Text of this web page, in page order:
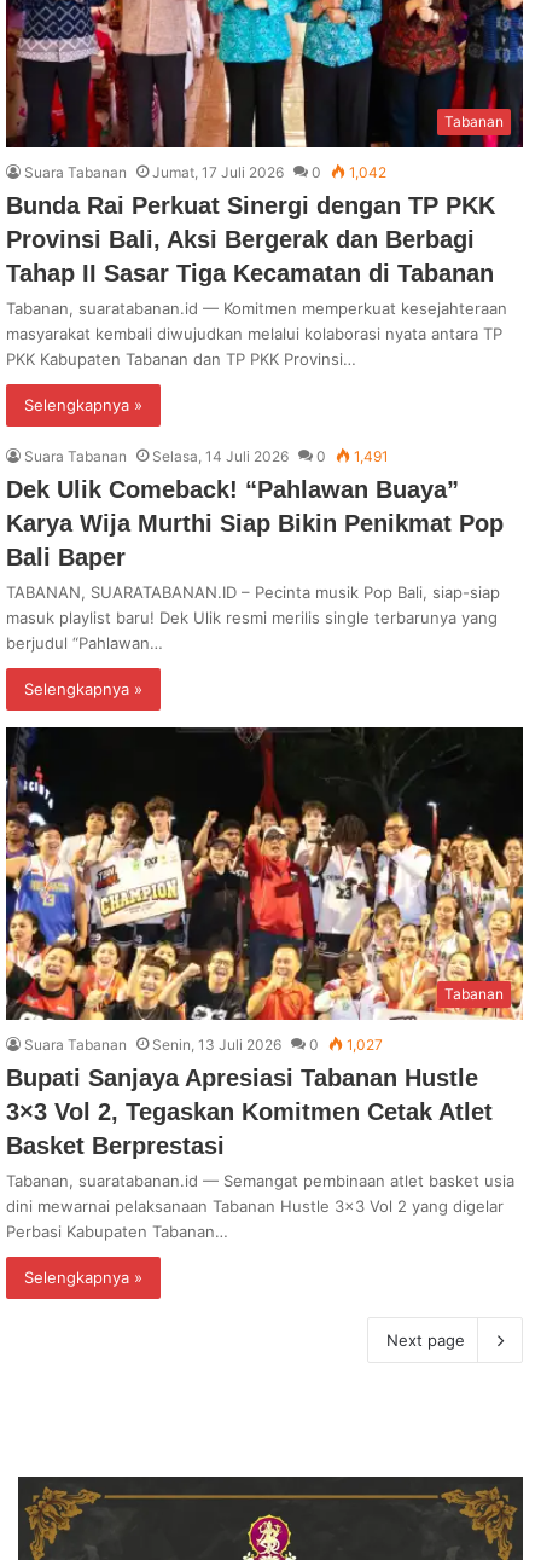
Tabanan
Suara Tabanan Jumat, 17 Juli 2026 0 1,042
Bunda Rai Perkuat Sinergi dengan TP PKK
Provinsi Bali, Aksi Bergerak dan Berbagi
Tahap II Sasar Tiga Kecamatan di Tabanan
Tabanan, suaratabanan.id — Komitmen memperkuat kesejahteraan
masyarakat kembali diwujudkan melalui kolaborasi nyata antara TP
PKK Kabupaten Tabanan dan TP PKK Provinsi…
Selengkapnya »
Suara Tabanan Selasa, 14 Juli 2026 0 1,491
Dek Ulik Comeback! “Pahlawan Buaya”
Karya Wija Murthi Siap Bikin Penikmat Pop
Bali Baper
TABANAN, SUARATABANAN.ID – Pecinta musik Pop Bali, siap-siap
masuk playlist baru! Dek Ulik resmi merilis single terbarunya yang
berjudul “Pahlawan…
Selengkapnya »
Tabanan
Suara Tabanan Senin, 13 Juli 2026 0 1,027
Bupati Sanjaya Apresiasi Tabanan Hustle
3×3 Vol 2, Tegaskan Komitmen Cetak Atlet
Basket Berprestasi
Tabanan, suaratabanan.id — Semangat pembinaan atlet basket usia
dini mewarnai pelaksanaan Tabanan Hustle 3×3 Vol 2 yang digelar
Perbasi Kabupaten Tabanan…
Selengkapnya »
Next page